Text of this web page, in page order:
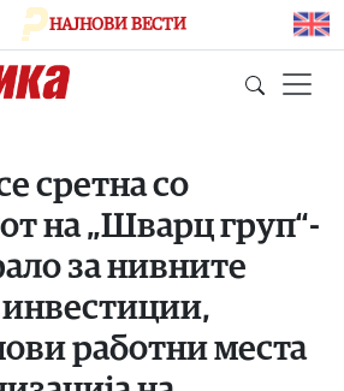
НАЈНОВИ ВЕСТИ
сретна со
на „Шварц груп“-
за нивните
работни места